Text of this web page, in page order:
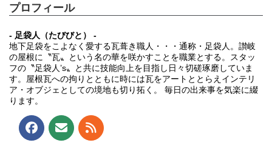
プロフィール
- 足袋人（たびびと） -
地下足袋をこよなく愛する瓦葺き職人・・・通称・足袋人。讃岐
の屋根に〝瓦〟という名の華を咲かすことを職業とする。スタッ
フの〝足袋人’s〟と共に技能向上を目指し日々切磋琢磨していま
す。屋根瓦への拘りとともに時には瓦をアートととらえインテリ
ア・オブジェとしての境地も切り拓く。 毎日の出来事を気楽に綴
ります。